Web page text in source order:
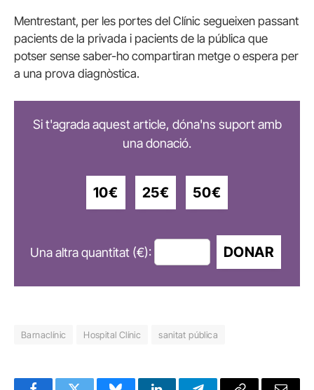
Mentrestant, per les portes del Clínic segueixen passant
pacients de la privada i pacients de la pública que
potser sense saber-ho compartiran metge o espera per
a una prova diagnòstica.
Si t'agrada aquest article, dóna'ns suport amb
una donació.
10€ 25€ 50€
Una altra quantitat (€): DONAR
Barnaclínic Hospital Clínic sanitat pública